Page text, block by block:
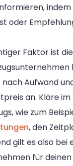
indem
oder
Faktor ist
Aufwand
an. Kläre
wie zum
, den
gilt es also bei
für deinen